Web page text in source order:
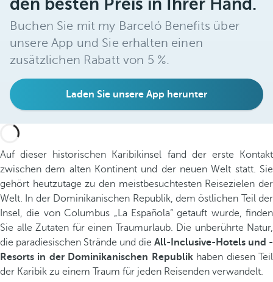
den besten Preis in Ihrer Hand.
Buchen Sie mit my Barceló Benefits über
unsere App und Sie erhalten einen
zusätzlichen Rabatt von 5 %.
Laden Sie unsere App herunter
Auf dieser historischen Karibikinsel fand der erste Kontakt
zwischen dem alten Kontinent und der neuen Welt statt. Sie
gehört heutzutage zu den meistbesuchtesten Reisezielen der
Welt. In der Dominikanischen Republik, dem östlichen Teil der
Insel, die von Columbus „La Española“ getauft wurde, finden
Sie alle Zutaten für einen Traumurlaub. Die unberührte Natur,
die paradiesischen Strände und die All-Inclusive-Hotels und -
Resorts in der Dominikanischen Republikhaben diesen Teil
der Karibik zu einem Traum für jeden Reisenden verwandelt.